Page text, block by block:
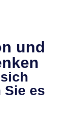
und
Sie es